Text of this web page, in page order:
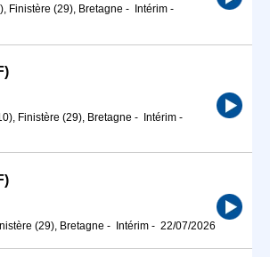
Finistère (29), Bretagne - Intérim -
Finistère (29), Bretagne - Intérim -
(29), Bretagne - Intérim - 22/07/2026